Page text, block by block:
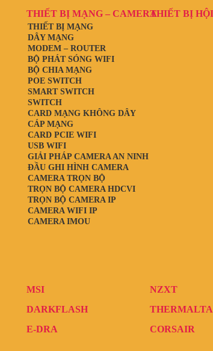
THIẾT BỊ MẠNG – CAMERA
GIẢI PHÁP CAMERA AN NINH
CAMERA WIFI IP
CAMERA IMOU
CAMERA TRỌN BỘ
TRỌN BỘ CAMERA IP
TRỌN BỘ CAMERA HDCVI
ĐẦU GHI HÌNH CAMERA
THIẾT BỊ MẠNG
CARD MẠNG KHÔNG DÂY
USB WIFI
CARD PCIE WIFI
CÁP MẠNG
BỘ CHIA MẠNG
SWITCH
SMART SWITCH
POE SWITCH
BỘ PHÁT SÓNG WIFI
MODEM – ROUTER
DÂY MẠNG
THIẾT BỊ
MSI
NZXT
DARKFLASH
E-DRA CORSAIR